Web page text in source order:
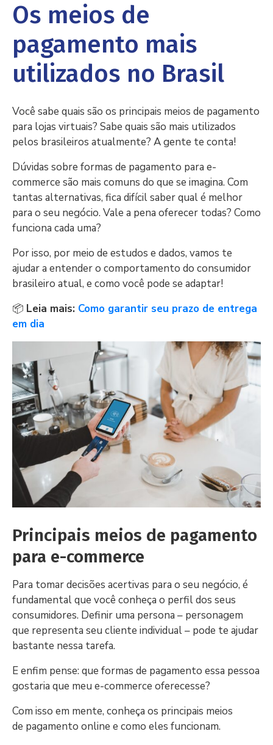
Os meios de
pagamento mais
utilizados no Brasil
Você sabe quais são os principais meios de pagamento
para lojas virtuais? Sabe quais são mais utilizados
pelos brasileiros atualmente? A gente te conta!
Dúvidas sobre formas de pagamento para e-
commerce são mais comuns do que se imagina. Com
tantas alternativas, fica difícil saber qual é melhor
para o seu negócio. Vale a pena oferecer todas? Como
funciona cada uma?
Por isso, por meio de estudos e dados, vamos te
ajudar a entender o comportamento do consumidor
brasileiro atual, e como você pode se adaptar!
📦 Leia mais: Como garantir seu prazo de entrega
em dia
Principais meios de pagamento
para e-commerce
Para tomar decisões acertivas para o seu negócio, é
fundamental que você conheça o perfil dos seus
consumidores. Definir uma persona – personagem
que representa seu cliente individual – pode te ajudar
bastante nessa tarefa.
E enfim pense: que formas de pagamento essa pessoa
gostaria que meu e-commerce oferecesse?
Com isso em mente, conheça os principais meios
de pagamento online e como eles funcionam.